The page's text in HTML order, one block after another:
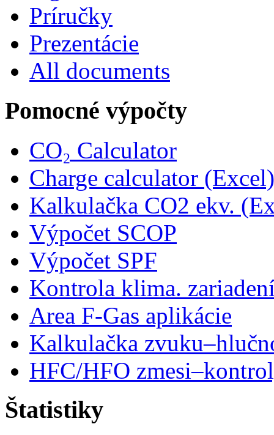
Príručky
Prezentácie
All documents
Pomocné výpočty
CO₂ Calculator
Charge calculator (Excel)
Kalkulačka CO2 ekv.
Výpočet SCOP
Výpočet SPF
Kontrola klima.
Area F-Gas aplikácie
Kalkulačka
HFC/HFO
Štatistiky